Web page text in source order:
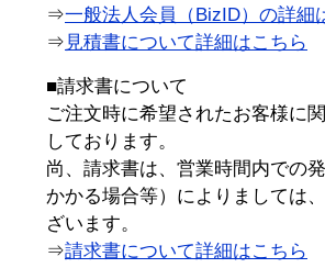
⇒一般法人会員（BizID）の詳細
⇒ 見積書について詳細はこちら
■請求書について
ご注文時に希望されたお客様に
しております。
尚、請求書は、営業時間内での
かかる場合等）によりましては
ざいます。
⇒請求書について詳細はこちら